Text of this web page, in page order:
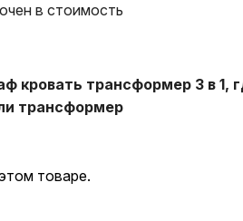
в стоимость
кровать трансформер 3 в
трансформер
товаре.